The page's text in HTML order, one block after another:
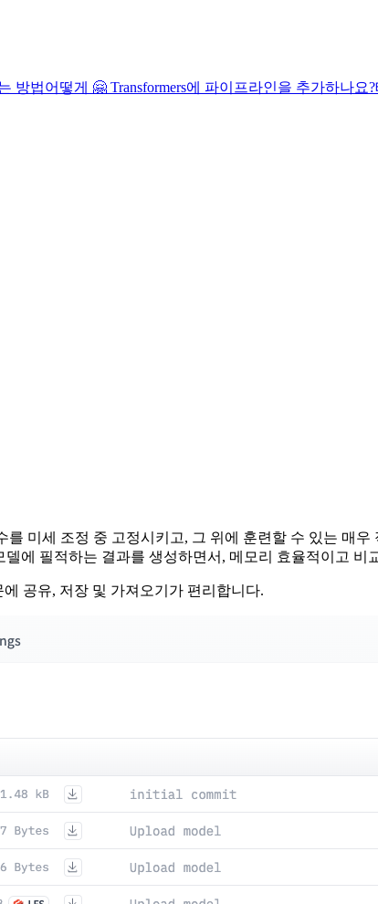
방법어떻게 🤗 Transformers에 파이프라인을 추가하나요?
를 미세 조정 중 고정시키고, 그 위에 훈련할 수 있는 매
에 필적하는 결과를 생성하면서, 메모리 효율적이고 비
공유, 저장 및 가져오기가 편리합니다.